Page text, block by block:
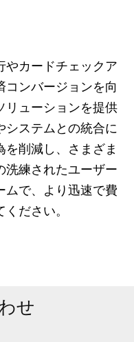
カードチェックア
ンバージョンを向
リューションを提供
システムとの統合に
削減し、さまざま
練されたユーザー
ムで、より迅速で費
ださい。
せ